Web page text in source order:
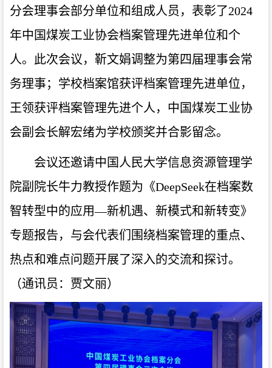
分会理事会部分单位和组成人员，表彰了2024
年中国煤炭工业协会档案管理先进单位和个
人。此次会议，靳文娟调整为第四届理事会常
务理事；学校档案馆获评档案管理先进单位，
王领获评档案管理先进个人，中国煤炭工业协
会副会长解宏绪为学校颁奖并合影留念。
会议还邀请中国人民大学信息资源管理学
院副院长牛力教授作题为《DeepSeek在档案数
智转型中的应用—新机遇、新模式和新转变》
专题报告，与会代表们围绕档案管理的重点、
热点和难点问题开展了深入的交流和探讨。
（通讯员：贾文丽）